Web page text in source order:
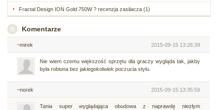
Fractal Design ION Gold 750W ? recenzja zasilacza (1)
Komentarze
~mirek 2015-09-15 13:26:39
Nie wiem czemu większość sprzętu dla graczy wygląda tak, jakby
była robiona bez jakiegokolwiek poczucia stylu.
~norek 2015-09-15 13:35:59
Tania super wyglądająca obudowa z naprawdę niezłym